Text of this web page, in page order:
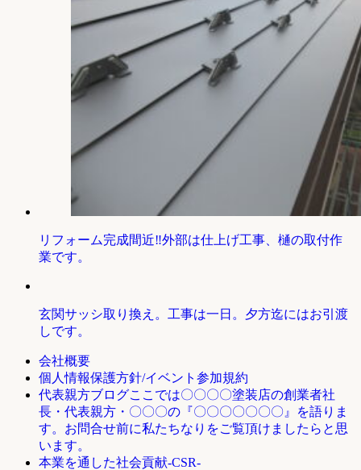
リフォーム完成間近‼外部は仕上げ工事、樋の取付作
業です。
玄関サッシ取り換え。工事は一日。夕方迄にはお引渡
しです。
会社概要
個人情報保護方針/イベント参加規約
代表親方ブログここでは〇〇〇〇塗装店の創業者社
長・代表親方・〇〇〇の『〇〇〇〇〇〇〇』を語りま
す。お問合せ前に私たちなりをご覧頂けましたらと思
います。
本業を通した社会貢献-CSR-